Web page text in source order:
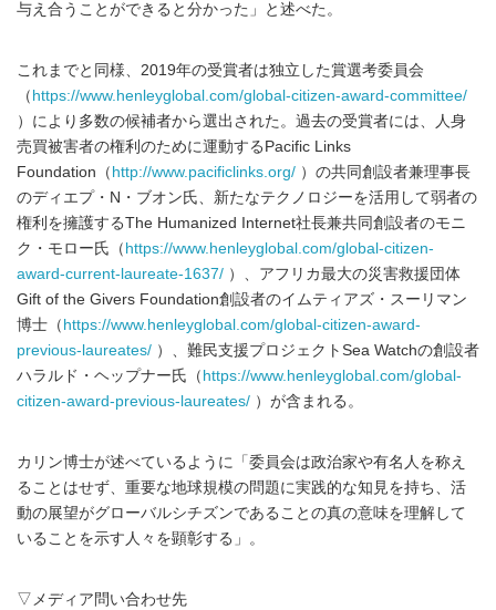
与え合うことができると分かった」と述べた。
これまでと同様、2019年の受賞者は独立した賞選考委員会
（ https://www.henleyglobal.com/global-citizen-award-committee/
）により多数の候補者から選出された。過去の受賞者には、人身
売買被害者の権利のために運動するPacific Links
Foundation（ http://www.pacificlinks.org/ ）の共同創設者兼理事長
のディエプ・N・ブオン氏、新たなテクノロジーを活用して弱者の
権利を擁護するThe Humanized Internet社長兼共同創設者のモニ
ク・モロー氏（ https://www.henleyglobal.com/global-citizen-
award-current-laureate-1637/ ）、アフリカ最大の災害救援団体
Gift of the Givers Foundation創設者のイムティアズ・スーリマン
博士（ https://www.henleyglobal.com/global-citizen-award-
previous-laureates/ ）、難民支援プロジェクトSea Watchの創設者
ハラルド・ヘップナー氏（ https://www.henleyglobal.com/global-
citizen-award-previous-laureates/ ）が含まれる。
カリン博士が述べているように「委員会は政治家や有名人を称え
ることはせず、重要な地球規模の問題に実践的な知見を持ち、活
動の展望がグローバルシチズンであることの真の意味を理解して
いることを示す人々を顕彰する」。
▽メディア問い合わせ先